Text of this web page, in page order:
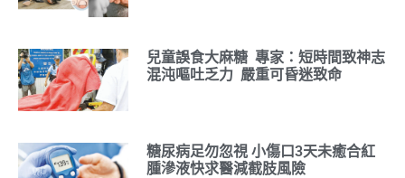
兒童誤食大麻糖 專家：短時間致神志
混沌嘔吐乏力 嚴重可昏迷致命
糖尿病足勿忽視 小傷口3天未癒合紅
腫滲液快求醫減截肢風險